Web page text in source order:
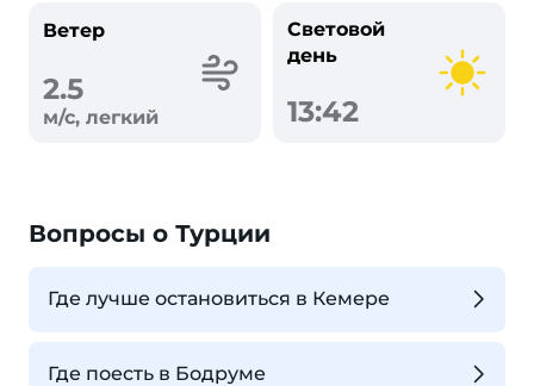
Ветер
2.5
м/с, легкий
Световой
день
13:42
Вопросы о Турции
Где лучше остановиться в Кемере
Где поесть в Бодруме